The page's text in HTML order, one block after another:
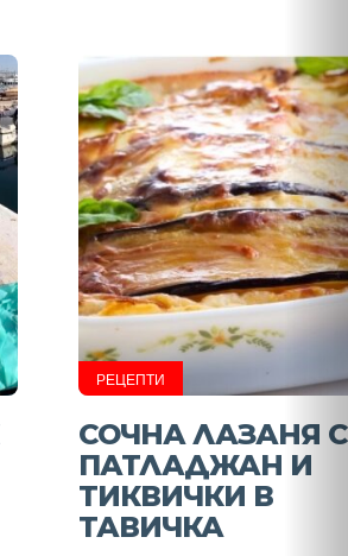
РЕЦЕПТИ
СОЧНА ЛАЗАНЯ С
ПАТЛАДЖАН И
ТИКВИЧКИ В
ТАВИЧКА